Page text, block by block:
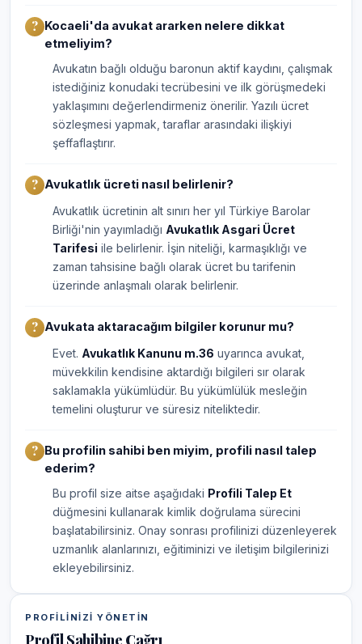
Kocaeli'da avukat ararken nelere dikkat
etmeliyim?
Avukatın bağlı olduğu baronun aktif kaydını, çalışmak
istediğiniz konudaki tecrübesini ve ilk görüşmedeki
yaklaşımını değerlendirmeniz önerilir. Yazılı ücret
sözleşmesi yapmak, taraflar arasındaki ilişkiyi
şeffaflaştırır.
Avukatlık ücreti nasıl belirlenir?
Avukatlık ücretinin alt sınırı her yıl Türkiye Barolar
Birliği'nin yayımladığı Avukatlık Asgari Ücret
Tarifesi ile belirlenir. İşin niteliği, karmaşıklığı ve
zaman tahsisine bağlı olarak ücret bu tarifenin
üzerinde anlaşmalı olarak belirlenir.
Avukata aktaracağım bilgiler korunur mu?
Evet. Avukatlık Kanunu m.36 uyarınca avukat,
müvekkilin kendisine aktardığı bilgileri sır olarak
saklamakla yükümlüdür. Bu yükümlülük mesleğin
temelini oluşturur ve süresiz niteliktedir.
Bu profilin sahibi ben miyim, profili nasıl talep
ederim?
Bu profil size aitse aşağıdaki Profili Talep Et
düğmesini kullanarak kimlik doğrulama sürecini
başlatabilirsiniz. Onay sonrası profilinizi düzenleyerek
uzmanlık alanlarınızı, eğitiminizi ve iletişim bilgilerinizi
ekleyebilirsiniz.
PROFILINIZI YÖNETIN
Profil Sahibine Çağrı